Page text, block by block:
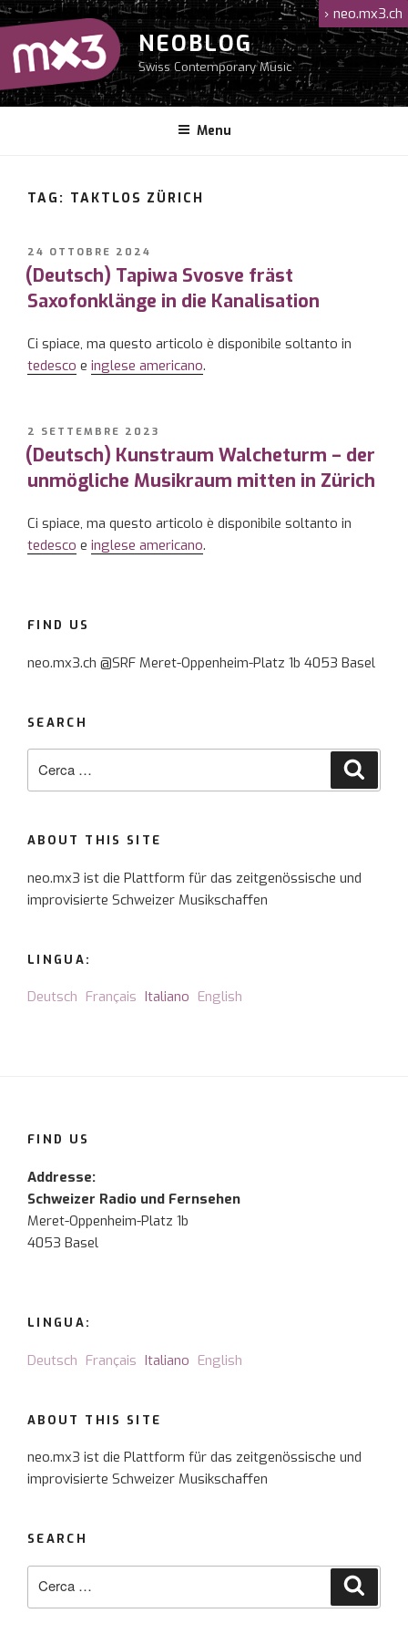
Salta
al
contenuto
NEOBLOG
Swiss Contemporary Music
Menu
› neo.mx3.ch
TAG: TAKTLOS ZÜRICH
PUBBLICATO
IL
24 OTTOBRE 2024
(Deutsch) Tapiwa Svosve fräst
Saxofonklänge in die Kanalisation
Ci spiace, ma questo articolo è disponibile soltanto in
tedesco e inglese americano.
PUBBLICATO
IL
2 SETTEMBRE 2023
(Deutsch) Kunstraum Walcheturm – der
unmögliche Musikraum mitten in Zürich
Ci spiace, ma questo articolo è disponibile soltanto in
tedesco e inglese americano.
FIND US
neo.mx3.ch @SRF Meret-Oppenheim-Platz 1b 4053 Basel
SEARCH
ABOUT THIS SITE
neo.mx3 ist die Plattform für das zeitgenössische und
improvisierte Schweizer Musikschaffen
LINGUA:
Deutsch Français Italiano English
FIND US
Addresse:
Schweizer Radio und Fernsehen
Meret-Oppenheim-Platz 1b
4053 Basel
LINGUA:
Deutsch Français Italiano English
ABOUT THIS SITE
neo.mx3 ist die Plattform für das zeitgenössische und
improvisierte Schweizer Musikschaffen
SEARCH